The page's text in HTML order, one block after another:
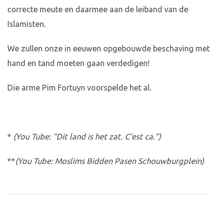
correcte meute en daarmee aan de leiband van de
Islamisten.
We zullen onze in eeuwen opgebouwde beschaving met
hand en tand moeten gaan verdedigen!
Die arme Pim Fortuyn voorspelde het al.
* (You Tube: “Dit land is het zat. C‘est ca.”)
**(You Tube: Moslims Bidden Pasen Schouwburgplein)